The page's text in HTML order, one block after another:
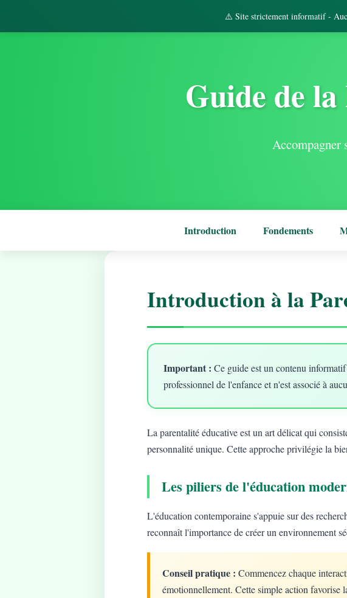
⚠️ Site strictement informatif -
Guide de
Accompagner
Introduction Fondements
Introduction à la
Important : Ce guide est un contenu
professionnel de l'enfance et n'est associé à
La parentalité éducative est un art délicat qui
personnalité unique. Cette approche privilégie la
Les piliers de l'éducation
L'éducation contemporaine s'appuie sur des
reconnaît l'importance de créer un environnement
Conseil pratique : Commencez chaque
émotionnellement. Cette simple action favorise